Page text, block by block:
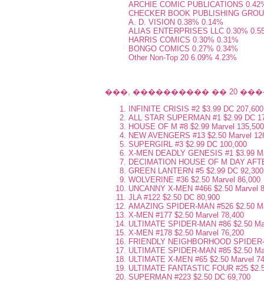
ARCHIE COMIC PUBLICATIONS
CHECKER BOOK PUBLISHING
A. D. VISION 0.38% 0.14%
ALIAS ENTERPRISES LLC 0.30%
HARRIS COMICS 0.30% 0.31%
BONGO COMICS 0.27% 0.34%
Other Non-Top 20 6.09% 4.23%
���, ���������� �� 20
INFINITE CRISIS #2 $3.99 DC 207,600
ALL STAR SUPERMAN #1 $2.99 DC
HOUSE OF M #8 $2.99 Marvel 135,500
NEW AVENGERS #13 $2.50 Marvel
SUPERGIRL #3 $2.99 DC 100,000
X-MEN DEADLY GENESIS #1 $3.99
DECIMATION HOUSE OF M DAY
GREEN LANTERN #5 $2.99 DC 92,300
WOLVERINE #36 $2.50 Marvel 86,000
UNCANNY X-MEN #466 $2.50 Marvel
JLA #122 $2.50 DC 80,900
AMAZING SPIDER-MAN #526 $2.50
X-MEN #177 $2.50 Marvel 78,400
ULTIMATE SPIDER-MAN #86 $2.50
X-MEN #178 $2.50 Marvel 76,200
FRIENDLY NEIGHBORHOOD
ULTIMATE SPIDER-MAN #85 $2.50
ULTIMATE X-MEN #65 $2.50 Marvel
ULTIMATE FANTASTIC FOUR #25
SUPERMAN #223 $2.50 DC 69,700